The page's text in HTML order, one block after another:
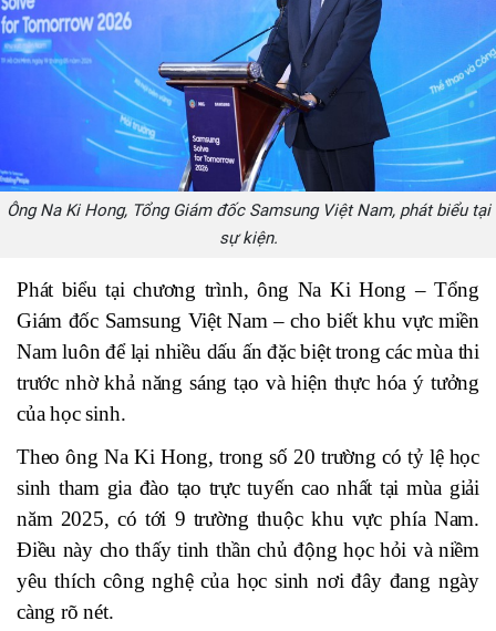
Ông Na Ki Hong, Tổng Giám đốc Samsung Việt Nam, phát biểu tại
sự kiện.
Phát biểu tại chương trình, ông Na Ki Hong – Tổng
Giám đốc Samsung Việt Nam – cho biết khu vực miền
Nam luôn để lại nhiều dấu ấn đặc biệt trong các mùa thi
trước nhờ khả năng sáng tạo và hiện thực hóa ý tưởng
của học sinh.
Theo ông Na Ki Hong, trong số 20 trường có tỷ lệ học
sinh tham gia đào tạo trực tuyến cao nhất tại mùa giải
năm 2025, có tới 9 trường thuộc khu vực phía Nam.
Điều này cho thấy tinh thần chủ động học hỏi và niềm
yêu thích công nghệ của học sinh nơi đây đang ngày
càng rõ nét.